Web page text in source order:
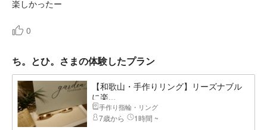
楽しかったー
0
ち。とひ。さまの体験したプラン
【和歌山・手作りリング】リーズナブル
に楽...
手作り指輪・リング
7歳から 1時間 ~